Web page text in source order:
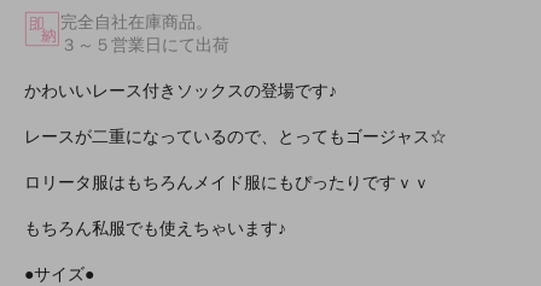
完全自社在庫商品。
３～５営業日にて出荷
かわいいレース付きソックスの登場です♪
レースが二重になっているので、とってもゴージャス☆
ロリータ服はもちろんメイド服にもぴったりですｖｖ
もちろん私服でも使えちゃいます♪
●サイズ●